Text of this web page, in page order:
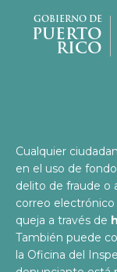
GOBIERNO DE
PUERTO
RICO
Cualquier
en el uso de
delito de fraude o
correo electrónico
queja a través de
También puede
la Oficina del